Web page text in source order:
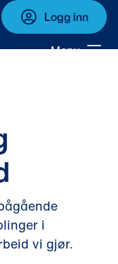
Logg inn
Meny
i
vi gjør.